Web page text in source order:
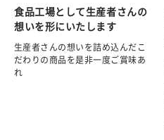
食品工場として生産者さんの
想いを形にいたします
生産者さんの想いを詰め込んだこ
だわりの商品を是非一度ご賞味あ
れ